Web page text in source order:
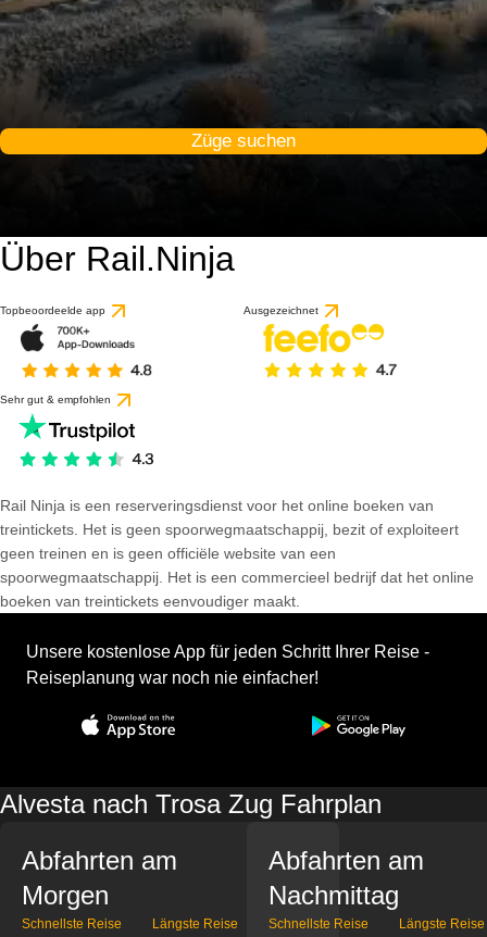
Züge suchen
Über Rail.Ninja
Topbeoordeelde app Ausgezeichnet
Sehr gut & empfohlen
Rail Ninja is een reserveringsdienst voor het online boeken van
treintickets. Het is geen spoorwegmaatschappij, bezit of exploiteert
geen treinen en is geen officiële website van een
spoorwegmaatschappij. Het is een commercieel bedrijf dat het online
boeken van treintickets eenvoudiger maakt.
Unsere kostenlose App für jeden Schritt Ihrer Reise -
Reiseplanung war noch nie einfacher!
Alvesta nach Trosa Zug Fahrplan
Abfahrten am
Morgen
Schnellste Reise Längste Reise
Abfahrten am
Nachmittag
Schnellste Reise Längste Reise